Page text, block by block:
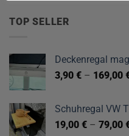
TOP SELLER
Deckenregal
3,90 € – 169,00
Schuhregal VW
19,00 € – 79,00